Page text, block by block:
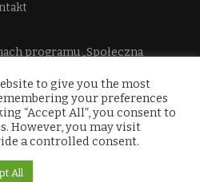
programu „Społeczna
to give you the most
your preferences
“Accept All”, you consent to
However, you may visit
a controlled consent.
All